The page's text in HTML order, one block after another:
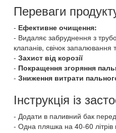
Переваги
Ефективне очищення:
Видаляє забруднення з
клапанів, свічок запалювання
Захист від корозії
Покращення згоряння
Зниження витрати
Інструкція із
Додати в паливний бак
Одна пляшка на 40-60 літрів